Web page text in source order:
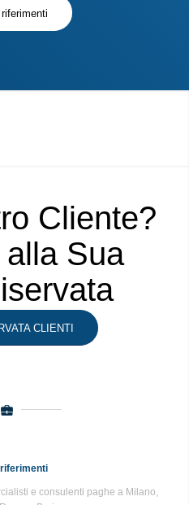
riferimenti
Cliente?
Sua
CLIENTI
e consulenti paghe a Milano,